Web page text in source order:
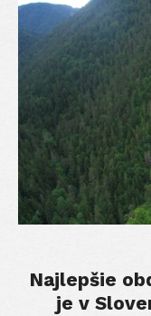
Najlepšie
je v